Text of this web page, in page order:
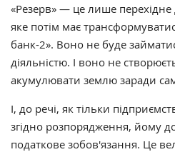
«Резерв» — це лише
яке потім має
банк-2». Воно не буде
діяльністю. І воно не
акумулювати землю заради
І, до речі, як тільки
згідно розпорядження, йому
податкове зобов'язання. Це